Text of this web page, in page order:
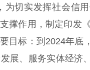
为切实发挥社会信
撑作用，制定印发
目标：到2024年底
展、服务实体经济